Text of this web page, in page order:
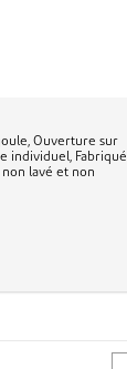
Ouverture sur
individuel, Fabriqué
lavé et non